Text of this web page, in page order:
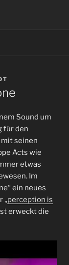
Sound um
für den
seinen
Acts wie
etwas
Im
ein neues
„perception is
erweckt die